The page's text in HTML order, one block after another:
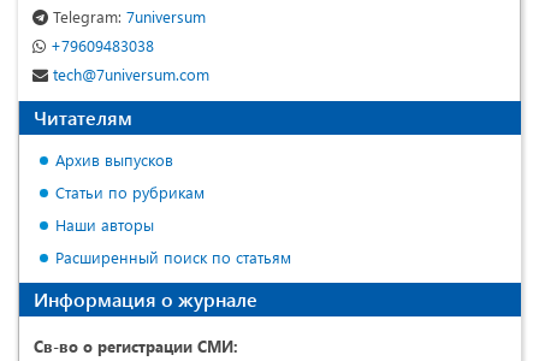
Telegram: 7universum
+79609483038
tech@7universum.com
Читателям
Архив выпусков
Статьи по рубрикам
Наши авторы
Расширенный поиск по статьям
Информация о журнале
Св-во о регистрации СМИ: